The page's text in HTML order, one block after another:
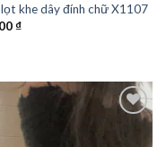
khe dây đính chữ X1107
₫